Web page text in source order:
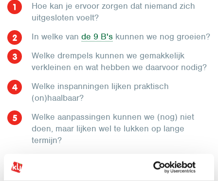
Hoe kan je ervoor zorgen dat niemand zich
uitgesloten voelt?
In welke van de 9 B's kunnen we nog groeien?
Welke drempels kunnen we gemakkelijk
verkleinen en wat hebben we daarvoor nodig?
Welke inspanningen lijken praktisch
(on)haalbaar?
Welke aanpassingen kunnen we (nog) niet
doen, maar lijken wel te lukken op lange
termijn?
Door samen te brainstormen, kom je misschien tot
creatieve oplossingen. Heb je bijvoorbeeld al eens